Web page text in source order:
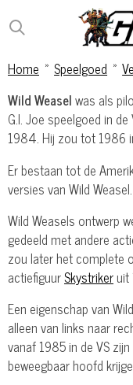
Ga
direct
de
hoofdinhoud
Home » Speelgoed »
Wild Weaselwas als
G.I. Joe speelgoed in
1984. Hij zou tot 1986
Er bestaan tot de
versies van Wild Weasel.
Wild Weasels ontwerp
gedeeld met andere
zou later het complete
actiefiguurSkystriker
Een eigenschap van
alleen van links naar
vanaf 1985 in de VS
beweegbaar hoofd